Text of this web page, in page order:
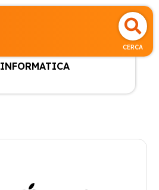
CERCA
INFORMATICA